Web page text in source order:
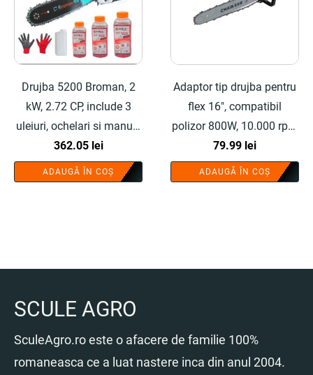
Drujba 5200 Broman, 2
kW, 2.72 CP, include 3
uleiuri, ochelari si manusi
- COBI SMART®
362.05 lei
ADAUGĂ ÎN COȘ
Adaptor tip drujba pentru
flex 16", compatibil
polizor 800W, 10.000 rpm
- COBI SMART®
79.99 lei
ADAUGĂ ÎN COȘ
SCULE AGRO
SculeAgro.ro este o afacere de familie 100%
romaneasca ce a luat nastere inca din anul 2004.